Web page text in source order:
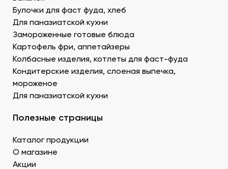
Креветку – королевскую, тигровую, дикую. В
Донецке купить продукты для суши –
морепродукты, можно оптом и с доставкой.
Муку темпура. Смесь пшеничной и рисовой муки с
крахмалом для золотистой корочки. Можно
заказать премиальный мучной продукт для суши в
Водоросли. Комбу, нори – качественные продукты
для суши в ДНР с быстрой доставкой.
Икру масаго, тобико. Свежайшие продукты для
Белый и черный кунжут. Придает блюду ореховые
суши оптом – кунжутные семена в разной
расфасовке. Используются для создания
вкусового оттенка и декорирования.
Булочки для фаст фуда, хлеб
Для паназиатской кухни
Замороженные готовые блюда
Картофель фри, аппетайзеры
Колбасные изделия, котлеты для фаст-фуда
Кондитерские изделия, слоеная выпечка,
мороженое
Для паназиатской кухни
Полезные страницы
Каталог продукции
О магазине
Акции